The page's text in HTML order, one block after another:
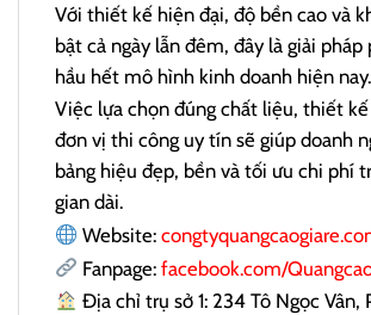
Với thiết kế hiện đại, độ bền cao và
bật cả ngày lẫn đêm, đây là giải pháp
hầu hết mô hình kinh doanh hiện nay.
Việc lựa chọn đúng chất liệu, thiết
đơn vị thi công uy tín sẽ giúp doanh
bảng hiệu đẹp, bền và tối ưu chi phí
gian dài.
Website:
Fanpage:facebook.com/
Địa chỉ trụ sở 1: 234 Tô Ngọc Vân,